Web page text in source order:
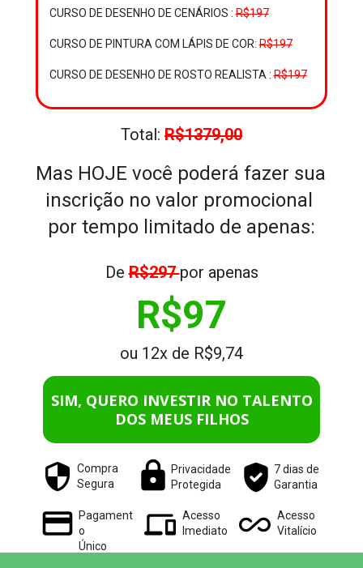
CURSO DE DESENHO DE CENÁRIOS : R$197
CURSO DE PINTURA COM LÁPIS DE COR: R$197
CURSO DE DESENHO DE ROSTO REALISTA : R$197
Total: R$1379,00
SIM, QUERO INVESTIR NO TALENTO
DOS MEUS FILHOS
Mas HOJE você poderá fazer sua
inscrição no valor promocional
por tempo limitado de apenas:
Acesso
Imediato
Compra
Segura
Privacidade
Protegida
Acesso
Vitalício
7 dias de
Garantia
Pagament
o
Único
R$97
ou 12x de R$9,74
De R$297 por apenas